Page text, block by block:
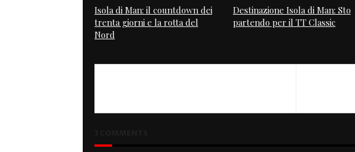
Isola di Man: il countdown dei
trenta giorni e la rotta del
Nord
Destinazione Isola di Man: Sto
partendo per il TT Classic